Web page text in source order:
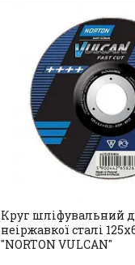
Круг шліфувальний
неіржавкої сталі
"NORTON VULCAN"